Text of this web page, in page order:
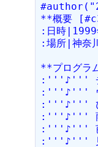
**概要
:日時|1999
:場所|神奈
**プログラ
:'''♪''' チキ
:'''♪''' ウィ
:'''♪''' ひ
:'''♪''' 雨
:'''♪''' 芭
:'''♪''' 見上